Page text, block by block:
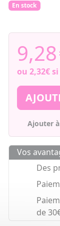
En stock
9,28
ou 2,32€si
Ajouter
Vos
Des
de